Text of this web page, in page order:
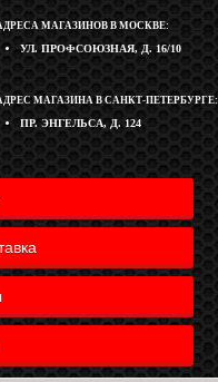
МАГАЗИНОВ В МОСКВЕ:
УЛ. ПРОФСОЮЗНАЯ, Д. 16/10
МАГАЗИНА В САНКТ-ПЕТЕРБУРГЕ:
ПР. ЭНГЕЛЬСА, Д. 124